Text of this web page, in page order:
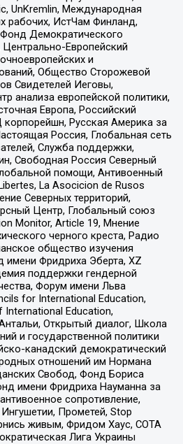
UnKremlin, Международная
рабочих, ИстЧам Финланд,
Фонд Демократического
Европейский
и
Общество Сторожевой
Свидетелей Иеговы,
анализа европейской политики,
Европа, Российский
Русская Америка за
Россия, Глобальная сеть
Служба поддержки,
Свободная Россия Северный
помощи, Антивоенный
La Asocicion de Rusos
Северных территорий,
Центр, Глобальный союз
Monitor, Article 19, Мнение
черного креста, Радио
общество изучения
Фридриха Эберта, XZ
поддержки гендерной
Форум имени Льва
for International Education,
Education,
Открытый диалог, Школа
и государственной политики
канадский демократический
отношений им Нормана
Свобод, Фонд Бориса
имени Фридриха Науманна за
сопротивление,
Прометей, Stop
живым, Фридом Хаус, СОТА
Лига Украины